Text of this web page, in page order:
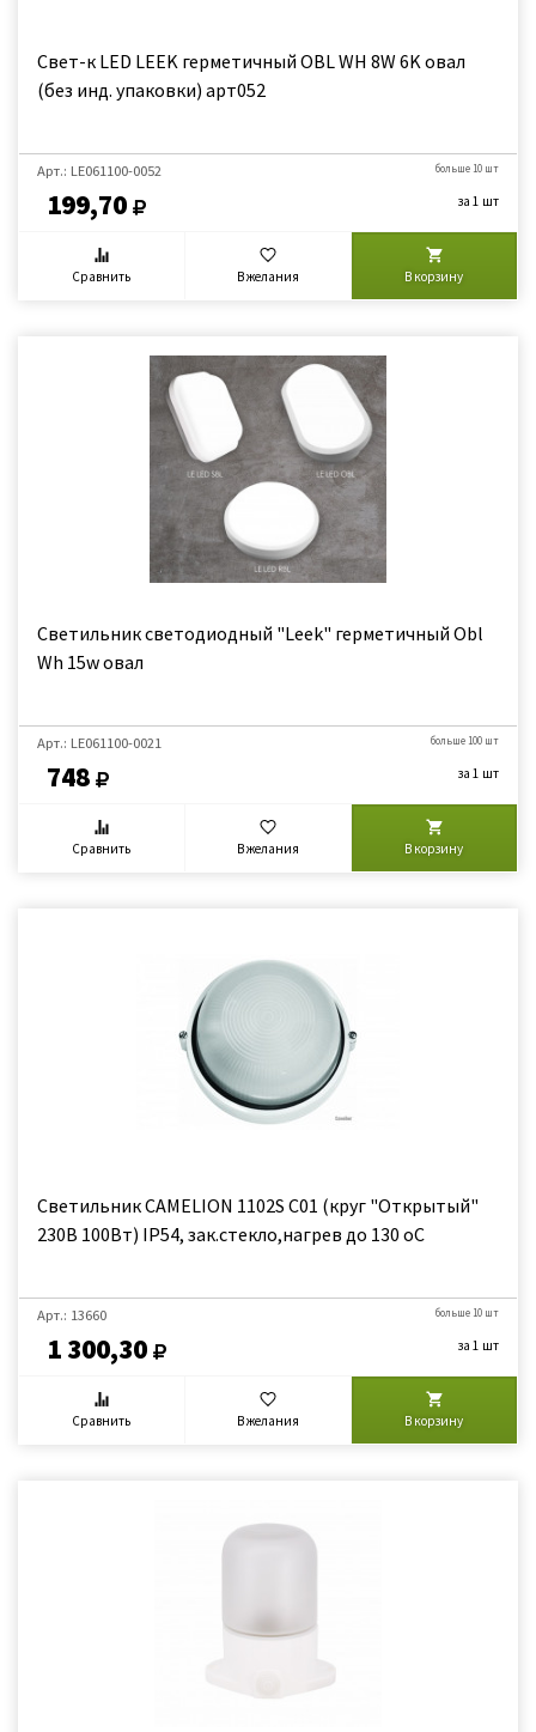
Свет-к LED LEEK герметичный OBL WH 8W 6K овал
(без инд. упаковки) арт052
Арт.: LE061100-0052
199,70
больше 10 шт
за 1 шт
Сравнить В желания В корзину
Светильник светодиодный "Leek" герметичный Obl
Wh 15w овал
Арт.: LE061100-0021
748
больше 100 шт
за 1 шт
Сравнить В желания В корзину
Светильник CAMELION 1102S C01 (круг "Открытый"
230В 100Вт) IP54, зак.стекло,нагрев до 130 оС
Арт.: 13660
1 300,30
больше 10 шт
за 1 шт
Сравнить В желания В корзину